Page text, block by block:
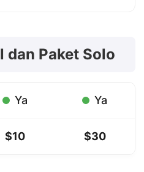
dan Paket Solo
Ya Ya
$10 $30